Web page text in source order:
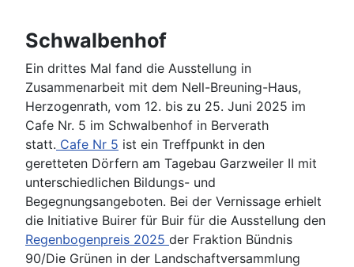
Schwalbenhof
Ein drittes Mal fand die Ausstellung in
Zusammenarbeit mit dem Nell-Breuning-Haus,
Herzogenrath, vom 12. bis zu 25. Juni 2025 im
Cafe Nr. 5 im Schwalbenhof in Berverath
statt. Cafe Nr 5 ist ein Treffpunkt in den
geretteten Dörfern am Tagebau Garzweiler II mit
unterschiedlichen Bildungs- und
Begegnungsangeboten. Bei der Vernissage erhielt
die Initiative Buirer für Buir für die Ausstellung den
Regenbogenpreis 2025 der Fraktion Bündnis
90/Die Grünen in der Landschaftversammlung